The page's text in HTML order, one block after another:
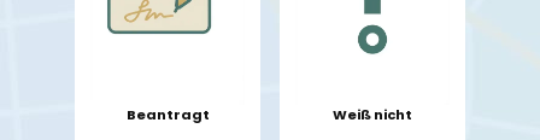
Beantragt Weiß nicht